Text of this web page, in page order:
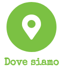
Dove siamo